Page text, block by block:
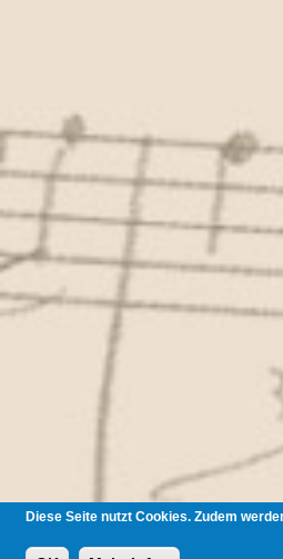
Diese Seite nutzt Cookies. Zudem